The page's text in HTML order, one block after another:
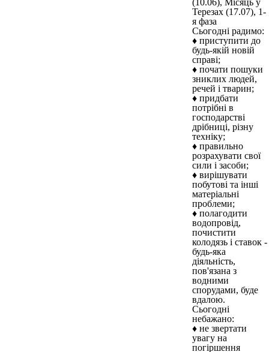
(10.06), Місяць у
Терезах (17.07), 1-
я фаза
Сьогодні радимо:
♦ приступити до
будь-якій новій
справі;
♦ почати пошуки
зниклих людей,
речей і тварин;
♦ придбати
потрібні в
господарстві
дрібниці, різну
техніку;
♦ правильно
розрахувати свої
сили і засоби;
♦ вирішувати
побутові та інші
матеріальні
проблеми;
♦ полагодити
водопровід,
почистити
колодязь і ставок -
будь-яка
діяльність,
пов'язана з
водними
спорудами, буде
вдалою.
Сьогодні
небажано:
♦ не звертати
увагу на
погіршення